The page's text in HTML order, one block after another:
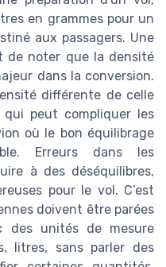
en grammes pour un
aux passagers. Une
de noter que la densité
dans la conversion.
différente de celle
peut compliquer les
où le bon équilibrage
Erreurs dans les
à des déséquilibres,
pour le vol. C’est
doivent être parées
des unités de mesure
litres, sans parler des